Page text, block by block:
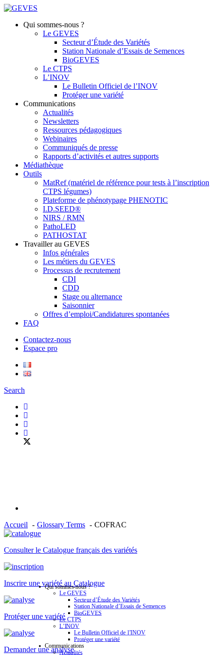
Qui sommes-nous ?
Le GEVES
Secteur d’Étude des Variétés
Station Nationale d’Essais de Semences
BioGEVES
Le CTPS
L’INOV
Le Bulletin Officiel de l’INOV
Protéger une variété
Communications
Actualités
Newsletters
Ressources pédagogiques
Webinaires
Communiqués de presse
Rapports d’activités et autres supports
Médiathèque
Outils
MatRef (matériel de référence pour tests à l’inscription
CTPS légumes)
Plateforme de phénotypage PHENOTIC
I.D.SEED®
NIRS / RMN
PathoLED
PATHOSTAT
Travailler au GEVES
Infos générales
Les métiers du GEVES
Processus de recrutement
CDI
CDD
Stage ou alternance
Saisonnier
Offres d’emploi/Candidatures spontanées
FAQ
Contactez-nous
Espace pro
Search
Accueil Glossary Terms COFRAC
Consulter le Catalogue français des variétés
Inscrire une variété au Catalogue
Protéger une variété
Demander une analyse
Qui sommes-nous ?
Le GEVES
Secteur d’Étude des Variétés
Station Nationale d’Essais de Semences
BioGEVES
Le CTPS
L’INOV
Le Bulletin Officiel de l’INOV
Protéger une variété
Communications
Actualités